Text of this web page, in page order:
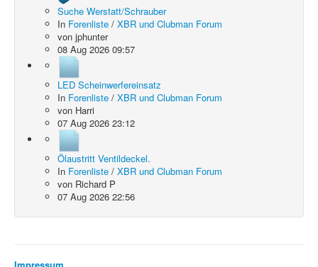
Suche Werstatt/Schrauber
In Forenliste / XBR und Clubman Forum
von jphunter
08 Aug 2026 09:57
LED Scheinwerfereinsatz
In Forenliste / XBR und Clubman Forum
von Harri
07 Aug 2026 23:12
Ölaustritt Ventildeckel.
In Forenliste / XBR und Clubman Forum
von Richard P
07 Aug 2026 22:56